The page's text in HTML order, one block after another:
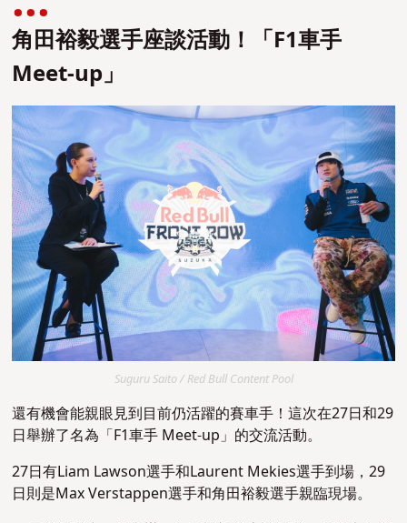
角田裕毅選手座談活動！「F1車手
Meet-up」
Suguru Saito / Red Bull Content Pool
還有機會能親眼見到目前仍活躍的賽車手！這次在27日和29
日舉辦了名為「F1車手 Meet-up」的交流活動。
27日有Liam Lawson選手和Laurent Mekies選手到場，29
日則是Max Verstappen選手和角田裕毅選手親臨現場。